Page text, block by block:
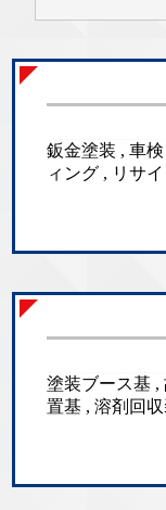
鈑金塗装 , 車
ィング , リサ
塗装ブース基 ,
置基 , 溶剤回